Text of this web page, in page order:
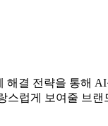
결 전략을 통해
스럽게 보여줄 브랜